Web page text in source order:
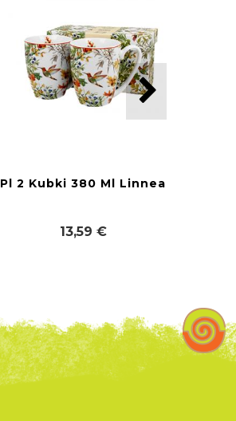
Pl 2 Kubki 380 Ml Linnea
13,59 €